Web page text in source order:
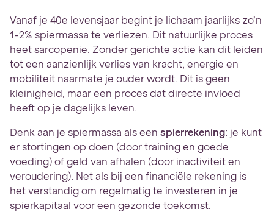
Vanaf je 40e levensjaar begint je lichaam jaarlijks zo’n
1-2% spiermassa te verliezen. Dit natuurlijke proces
heet sarcopenie. Zonder gerichte actie kan dit leiden
tot een aanzienlijk verlies van kracht, energie en
mobiliteit naarmate je ouder wordt. Dit is geen
kleinigheid, maar een proces dat directe invloed
heeft op je dagelijks leven.
Denk aan je spiermassa als een spierrekening: je kunt
er stortingen op doen (door training en goede
voeding) of geld van afhalen (door inactiviteit en
veroudering). Net als bij een financiële rekening is
het verstandig om regelmatig te investeren in je
spierkapitaal voor een gezonde toekomst.